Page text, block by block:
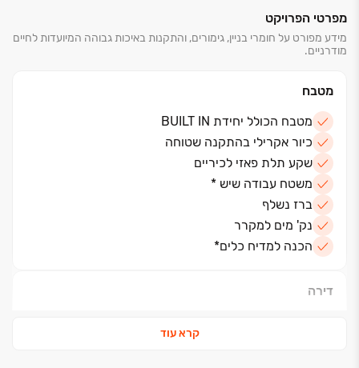
מפרטי הפרויקט
מידע מפורט על חומרי בניין, גימורים, והתקנות באיכות גבוהה המיועדות לחיים
מודרניים.
מטבח
מטבח הכולל יחידת BUILT IN
כיור אקרילי בהתקנה שטוחה
שקע תלת פאזי לכיריים
משטח עבודה שיש *
ברז נשלף
נק' מים למקרר
הכנה למדיח כלים*
דירה
ריצוף מרפסות דמוי פרקט
קרא עוד